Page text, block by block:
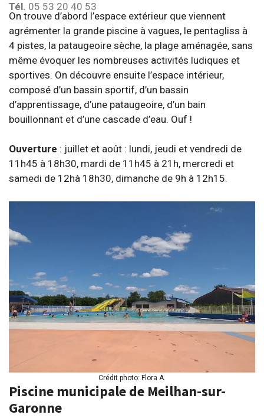
Tél. 05 53 20 40 53
On trouve d’abord l’espace extérieur que viennent
agrémenter la grande piscine à vagues, le pentagliss à
4 pistes, la pataugeoire sèche, la plage aménagée, sans
même évoquer les nombreuses activités ludiques et
sportives. On découvre ensuite l’espace intérieur,
composé d’un bassin sportif, d’un bassin
d’apprentissage, d’une pataugeoire, d’un bain
bouillonnant et d’une cascade d’eau. Ouf !
Ouverture : juillet et août : lundi, jeudi et vendredi de
11h45 à 18h30, mardi de 11h45 à 21h, mercredi et
samedi de 12hà 18h30, dimanche de 9h à 12h15.
Crédit photo: Flora A.
Piscine municipale de Meilhan-sur-
Garonne